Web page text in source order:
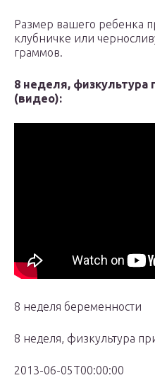
Размер вашего ребенка
клубничке или
граммов.
8 неделя, физкультура
(видео):
8 неделя беременности
8 неделя, физкультура
2013-06-05T00:00:00